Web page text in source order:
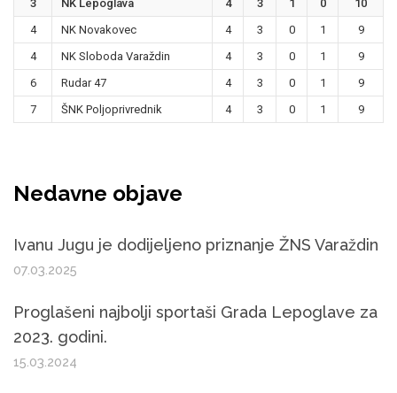
3
NK Lepoglava 4 3 1 0
10
4
NK Novakovec 4 3 0 1
9
4
NK Sloboda Varaždin 4 3 0 1
9
6
Rudar 47 4 3 0 1
9
7
ŠNK Poljoprivrednik 4 3 0 1 9
Nedavne objave
Ivanu Jugu je dodijeljeno priznanje ŽNS Varaždin
07.03.2025
Proglašeni najbolji sportaši Grada Lepoglave za
2023. godini.
15.03.2024